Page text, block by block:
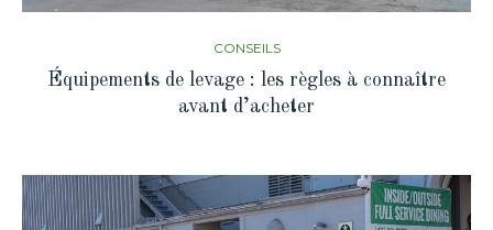
CONSEILS
Équipements de levage : les règles à connaître
avant d’acheter